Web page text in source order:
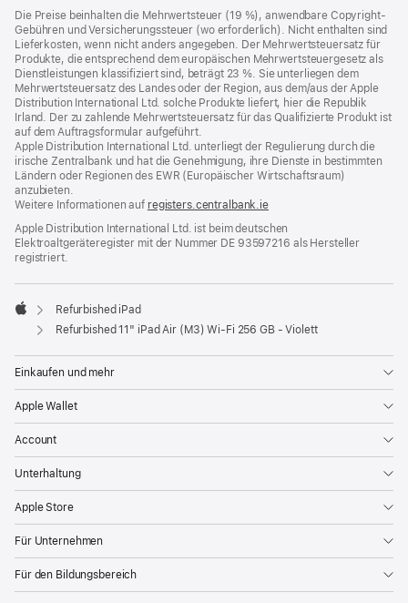
Die Preise beinhalten die Mehrwertsteuer (19 %), anwendbare Copyright-
Gebühren und Versicherungssteuer (wo erforderlich). Nicht enthalten sind
Lieferkosten, wenn nicht anders angegeben. Der Mehrwertsteuersatz für
Produkte, die entsprechend dem europäischen Mehrwertsteuergesetz als
Dienstleistungen klassifiziert sind, beträgt 23 %. Sie unterliegen dem
Mehrwertsteuersatz des Landes oder der Region, aus dem/aus der Apple
Distribution International Ltd. solche Produkte liefert, hier die Republik
Irland. Der zu zahlende Mehrwertsteuersatz für das Qualifizierte Produkt ist
auf dem Auftragsformular aufgeführt.
Apple Distribution International Ltd. unterliegt der Regulierung durch die
irische Zentralbank und hat die Genehmigung, ihre Dienste in bestimmten
Ländern oder Regionen des EWR (Europäischer Wirtschaftsraum)
anzubieten.
Weitere Informationen auf registers.centralbank.ie
Apple Distribution International Ltd. ist beim deutschen
Elektroaltgeräteregister mit der Nummer DE 93597216 als Hersteller
registriert.
Apple
Refurbished iPad
Refurbished 11" iPad Air (M3) Wi‑Fi 256 GB - Violett
Einkaufen und mehr
Apple Wallet
Account
Unterhaltung
Apple Store
Für Unternehmen
Für den Bildungsbereich